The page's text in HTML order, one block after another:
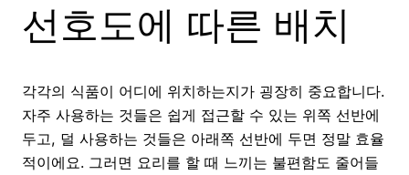
선호도에 따른 배치
각각의 식품이 어디에 위치하는지가 굉장히 중요합니다.
자주 사용하는 것들은 쉽게 접근할 수 있는 위쪽 선반에
두고, 덜 사용하는 것들은 아래쪽 선반에 두면 정말 효율
적이에요. 그러면 요리를 할 때 느끼는 불편함도 줄어들